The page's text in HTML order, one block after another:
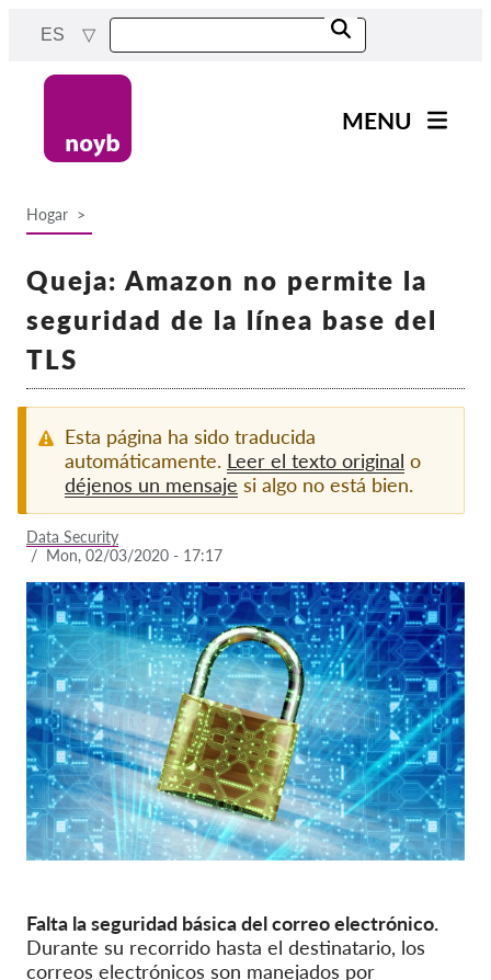
content
ES
MENU
Exercise your rights!
¡Apoyanos!
Patrocinio
Tax deductability
Inciar sesión de miembro
Sobre nosotros
Equipo
Informes anuales
Recursos colectivos
Hogar
Queja: Amazon no permite la
seguridad de la línea base del
TLS
Esta página ha sido traducida
automáticamente. Leer el texto original o
déjenos un mensaje si algo no está bien.
Data Security
/ Mon, 02/03/2020 - 17:17
Falta la seguridad básica del correo electrónico.
Durante su recorrido hasta el destinatario, los
correos electrónicos son manejados por